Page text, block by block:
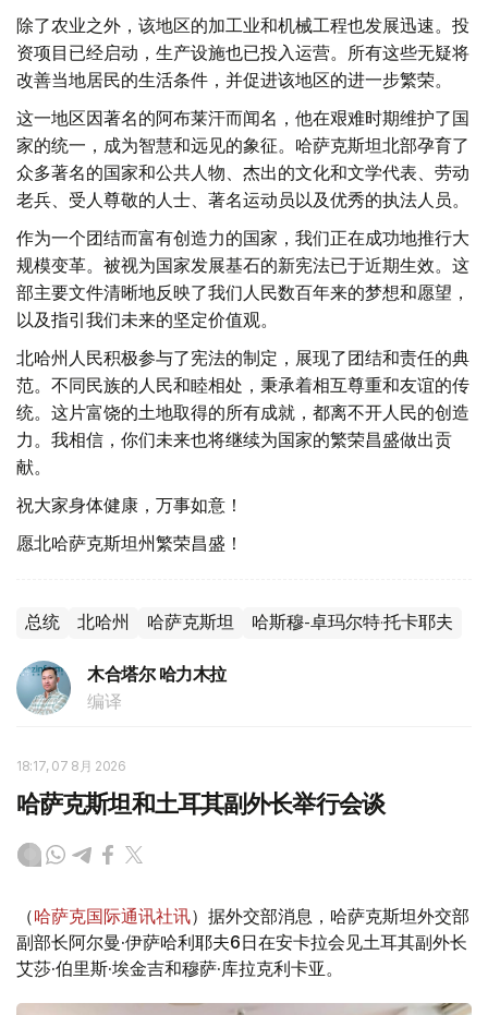
除了农业之外，该地区的加工业和机械工程也发展迅速。投
资项目已经启动，生产设施也已投入运营。所有这些无疑将
改善当地居民的生活条件，并促进该地区的进一步繁荣。
这一地区因著名的阿布莱汗而闻名，他在艰难时期维护了国
家的统一，成为智慧和远见的象征。哈萨克斯坦北部孕育了
众多著名的国家和公共人物、杰出的文化和文学代表、劳动
老兵、受人尊敬的人士、著名运动员以及优秀的执法人员。
作为一个团结而富有创造力的国家，我们正在成功地推行大
规模变革。被视为国家发展基石的新宪法已于近期生效。这
部主要文件清晰地反映了我们人民数百年来的梦想和愿望，
以及指引我们未来的坚定价值观。
北哈州人民积极参与了宪法的制定，展现了团结和责任的典
范。不同民族的人民和睦相处，秉承着相互尊重和友谊的传
统。这片富饶的土地取得的所有成就，都离不开人民的创造
力。我相信，你们未来也将继续为国家的繁荣昌盛做出贡
献。
祝大家身体健康，万事如意！
愿北哈萨克斯坦州繁荣昌盛！
总统 北哈州 哈萨克斯坦 哈斯穆-卓玛尔特·托卡耶夫
木合塔尔 哈力木拉
编译
18:17, 07 8月 2026
哈萨克斯坦和土耳其副外长举行会谈
（哈萨克国际通讯社讯）据外交部消息，哈萨克斯坦外交部
副部长阿尔曼·伊萨哈利耶夫6日在安卡拉会见土耳其副外长
艾莎·伯里斯·埃金吉和穆萨·库拉克利卡亚。